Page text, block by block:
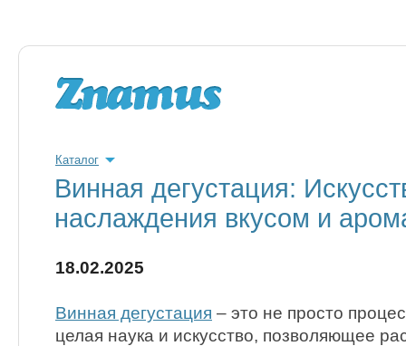
Каталог
Винная дегустация:
наслаждения вкусом и
18.02.2025
Винная дегустация – это не просто
целая наука и искусство, позволяющее